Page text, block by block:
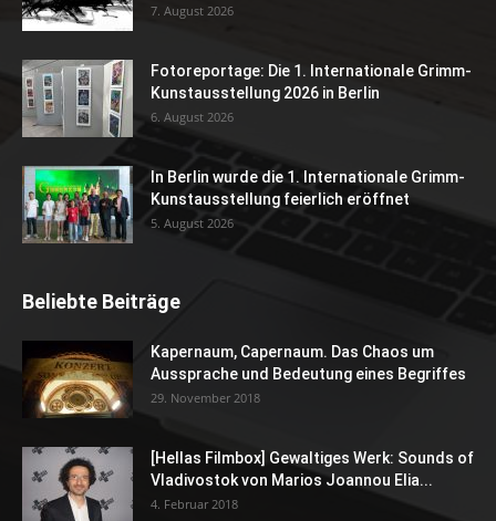
7. August 2026
Fotoreportage: Die 1. Internationale Grimm-
Kunstausstellung 2026 in Berlin
6. August 2026
In Berlin wurde die 1. Internationale Grimm-
Kunstausstellung feierlich eröffnet
5. August 2026
Beliebte Beiträge
Kapernaum, Capernaum. Das Chaos um
Aussprache und Bedeutung eines Begriffes
29. November 2018
[Hellas Filmbox] Gewaltiges Werk: Sounds of
Vladivostok von Marios Joannou Elia...
4. Februar 2018